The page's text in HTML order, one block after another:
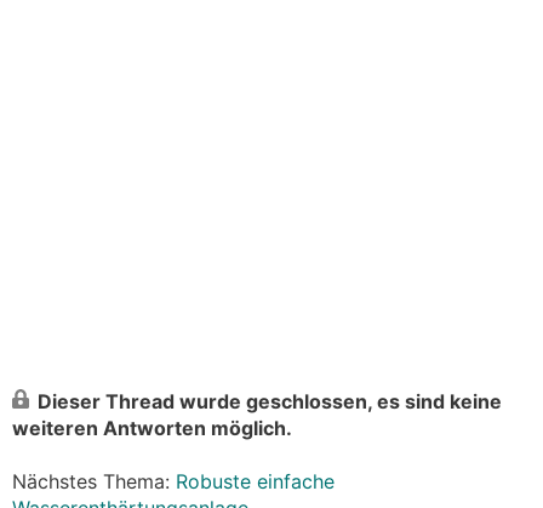
Dieser Thread wurde geschlossen, es sind keine
weiteren Antworten möglich.
Nächstes Thema: Robuste einfache